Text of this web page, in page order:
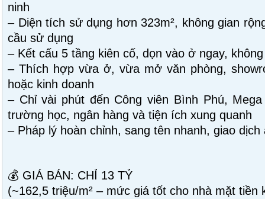
ninh
– Diện tích sử dụng hơn 323m², không gian
cầu sử dụng
– Kết cấu 5 tầng kiên cố, dọn vào ở ngay,
– Thích hợp vừa ở, vừa mở văn phòng,
hoặc kinh doanh
– Chỉ vài phút đến Công viên Bình Phú,
trường học, ngân hàng và tiện ích xung quanh
– Pháp lý hoàn chỉnh, sang tên nhanh, giao dịch
💰 GIÁ BÁN: CHỈ 13 TỶ
(~162,5 triệu/m² – mức giá tốt cho nhà mặt tiền